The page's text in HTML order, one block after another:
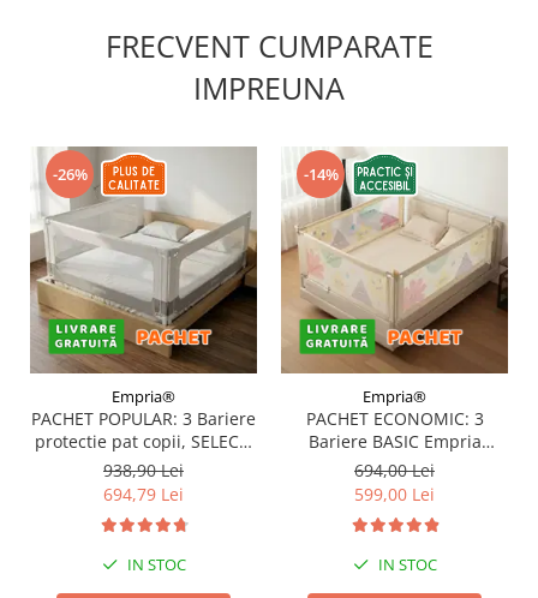
FRECVENT CUMPARATE
IMPREUNA
-26%
Empria®
PACHET POPULAR: 3 Bariere
protectie pat copii, SELECT,
160x200 cm
938,90 Lei
694,79 Lei
IN STOC
-14%
Empria®
PACHET ECONOMIC: 3
Bariere BASIC Empria
protectie pat 160X200 cm +
bara stabilizatoare
694,00 Lei
599,00 Lei
IN STOC